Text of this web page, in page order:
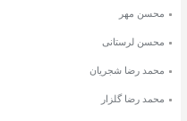
محسن مهر
محسن لرستانی
محمد رضا شجریان
محمد رضا گلزار